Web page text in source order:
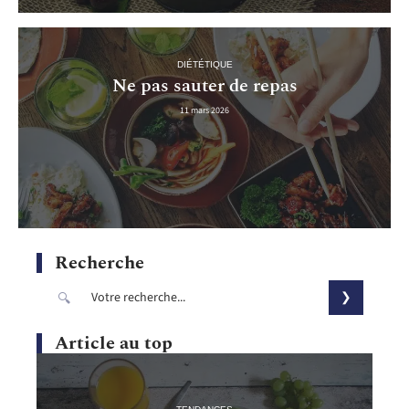
DIÉTÉTIQUE
Ne pas sauter de repas
11 mars 2026
Recherche
Article au top